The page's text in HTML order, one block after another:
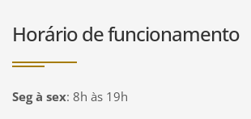
Horário de funcionamento
Seg à sex: 8h às 19h